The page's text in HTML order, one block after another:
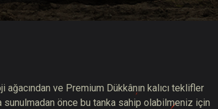
ve Premium Dükkânın kalıcı teklifler
sunulmadan önce bu tanka sahip olabilmeniz için